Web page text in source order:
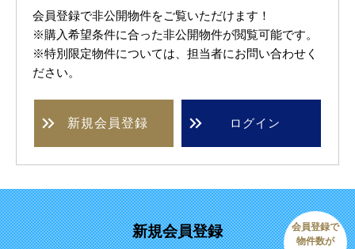
会員登録で非公開物件をご覧いただけます！
※購入希望条件に合った非公開物件が閲覧可能です。
※特別限定物件については、担当者にお問い合わせく
ださい。
新規会員登録 ログイン
新規会員登録
会員登録で
物件数が